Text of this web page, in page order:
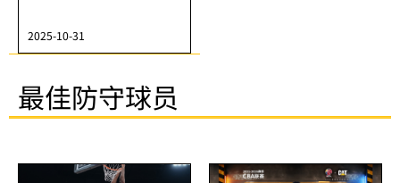
2025-10-31
最佳防守球员